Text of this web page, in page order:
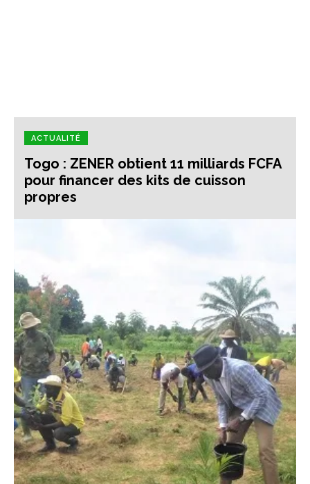
ACTUALITÉ
Togo : ZENER obtient 11 milliards FCFA
pour financer des kits de cuisson
propres